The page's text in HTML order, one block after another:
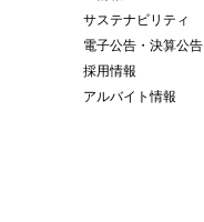
サステナビリティ
電子公告・決算公告
採用情報
アルバイト情報